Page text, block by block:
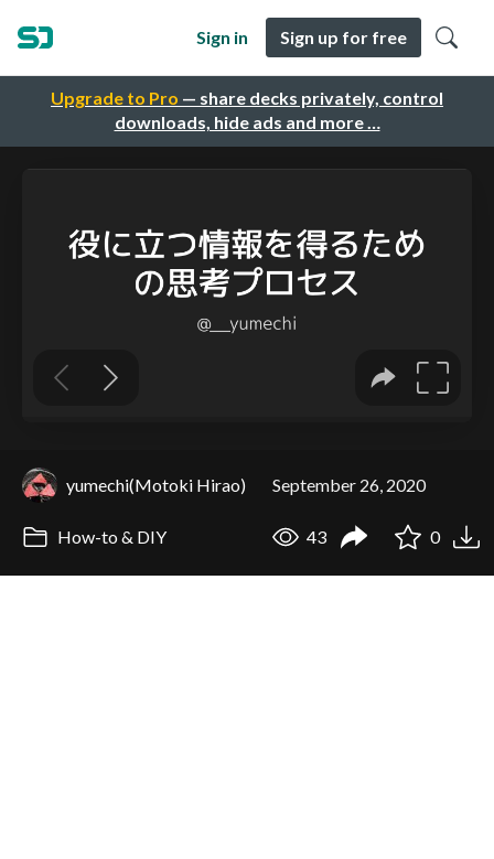
Upgrade to Pro — share decks privately, control
downloads, hide ads and more …
Sign in Sign up for free
yumechi(Motoki Hirao) September 26, 2020
How-to & DIY 43 0